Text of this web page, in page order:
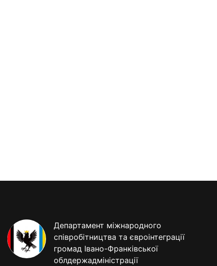
Департамент міжнародного
співробітництва та євроінтеграції
громад Івано-Франківської
облдержадміністрації